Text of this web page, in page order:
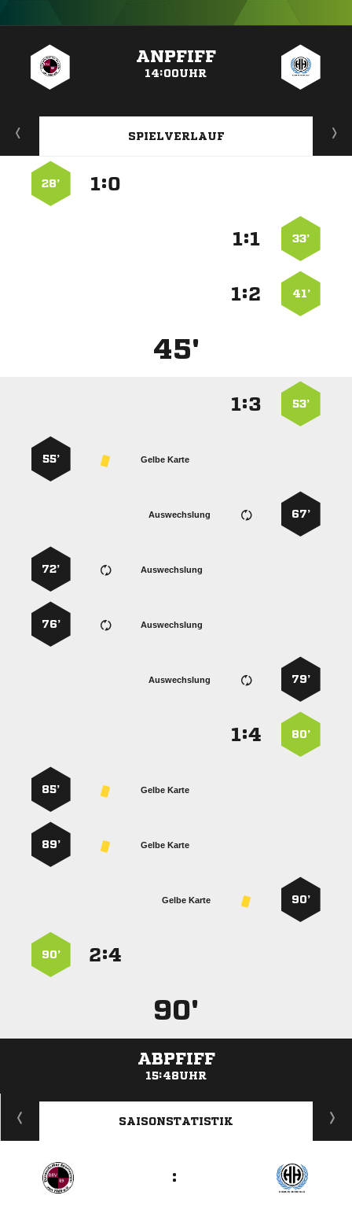
ANPFIFF
14:00UHR
SPIELVERLAUF
:
28’
33’
:
41’
:
45'
53’
:
Gelbe Karte
55’
67’
Auswechslung
Auswechslung
72’
Auswechslung
76’
79’
Auswechslung
80’
:
Gelbe Karte
85’
Gelbe Karte
89’
90’
Gelbe Karte
:
90’
90'
ABPFIFF
15:48UHR
ANZEIGE
SAISONSTATISTIK
: